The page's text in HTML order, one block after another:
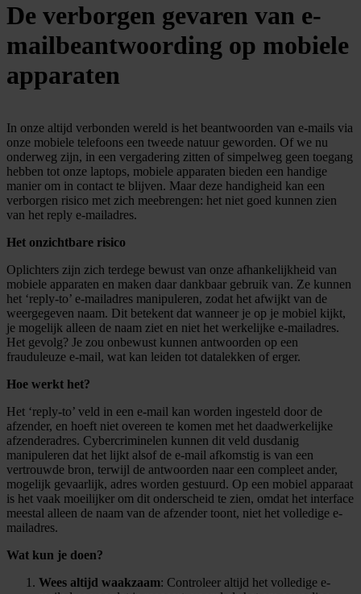
De verborgen gevaren van e-
mailbeantwoording op mobiele
apparaten
In onze altijd verbonden wereld is het beantwoorden van e-mails via
onze mobiele telefoons een tweede natuur geworden. Of we nu
onderweg zijn, in een vergadering zitten of simpelweg geen toegang
hebben tot onze laptops, mobiele apparaten bieden een handige
manier om in contact te blijven. Maar deze handigheid kan een
verborgen risico met zich meebrengen: het niet goed kunnen zien
van het reply e-mailadres.
Het onzichtbare risico
Oplichters zijn zich terdege bewust van onze afhankelijkheid van
mobiele apparaten en maken daar dankbaar gebruik van. Ze kunnen
het ‘reply-to’ e-mailadres manipuleren, zodat het afwijkt van de
weergegeven naam. Dit betekent dat wanneer je op je mobiel kijkt,
je mogelijk alleen de naam ziet en niet het werkelijke e-mailadres.
Het gevolg? Je zou onbewust kunnen antwoorden op een
frauduleuze e-mail, wat kan leiden tot datalekken of erger.
Hoe werkt het?
Het ‘reply-to’ veld in een e-mail kan worden ingesteld door de
afzender, en hoeft niet overeen te komen met het daadwerkelijke
afzenderadres. Cybercriminelen kunnen dit veld dusdanig
manipuleren dat het lijkt alsof de e-mail afkomstig is van een
vertrouwde bron, terwijl de antwoorden naar een compleet ander,
mogelijk gevaarlijk, adres worden gestuurd. Op een mobiel apparaat
is het vaak moeilijker om dit onderscheid te zien, omdat het interface
meestal alleen de naam van de afzender toont, niet het volledige e-
mailadres.
Wat kun je doen?
Wees altijd waakzaam: Controleer altijd het volledige e-